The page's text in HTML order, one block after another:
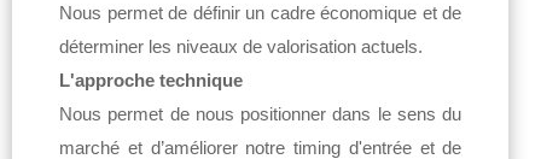
Nous permet de définir un cadre économique et de
déterminer les niveaux de valorisation actuels.
L'approche technique
Nous permet de nous positionner dans le sens du
marché et d’améliorer notre timing d'entrée et de